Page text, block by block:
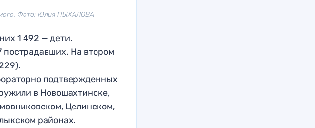
Фото: Юлия ПЫХАЛОВА
1 492 — дети.
пострадавших. На втором
подтвержденных
в Новошахтинске,
Целинском,
районах.